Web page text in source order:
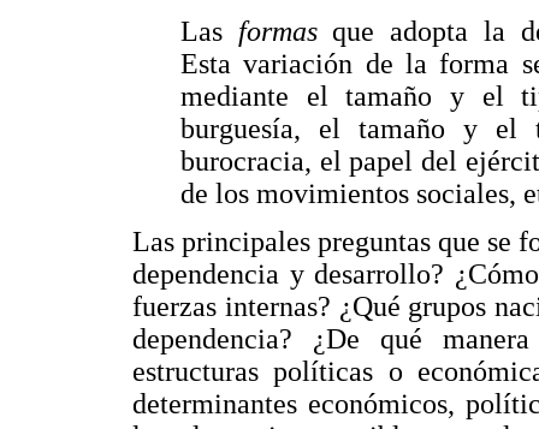
Las formasque adopta la
Esta variación de la forma
mediante el tamaño y el
burguesía, el tamaño y
burocracia, el papel del
de los movimientos sociales,
Las principales preguntas que se
dependencia y desarrollo?
fuerzas internas? ¿Qué grupos
dependencia? ¿De qué
estructuras políticas o
determinantes económicos,